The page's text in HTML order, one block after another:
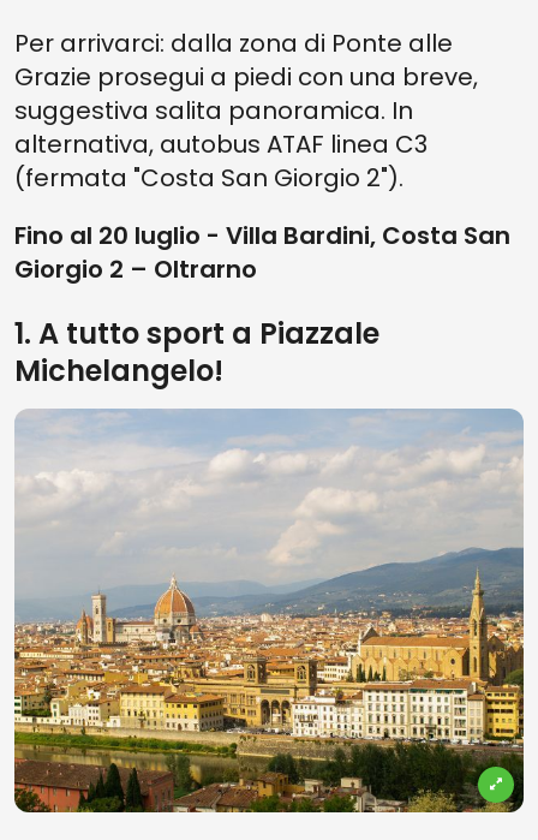
Per arrivarci: dalla zona di Ponte alle
Grazie prosegui a piedi con una breve,
suggestiva salita panoramica. In
alternativa, autobus ATAF linea C3
(fermata "Costa San Giorgio 2").
Fino al 20 luglio - Villa Bardini, Costa San
Giorgio 2 – Oltrarno
1. A tutto sport a Piazzale
Michelangelo!